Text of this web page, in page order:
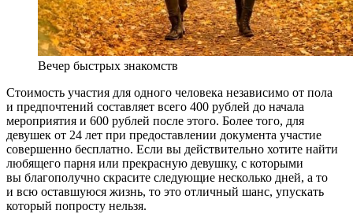
Вечер быстрых знакомств
Стоимость участия для одного человека независимо от пола
и предпочтений составляет всего 400 рублей до начала
мероприятия и 600 рублей после этого. Более того, для
девушек от 24 лет при предоставлении документа участие
совершенно бесплатно. Если вы действительно хотите найти
любящего парня или прекрасную девушку, с которыми
вы благополучно скрасите следующие несколько дней, а то
и всю оставшуюся жизнь, то это отличный шанс, упускать
который попросту нельзя.